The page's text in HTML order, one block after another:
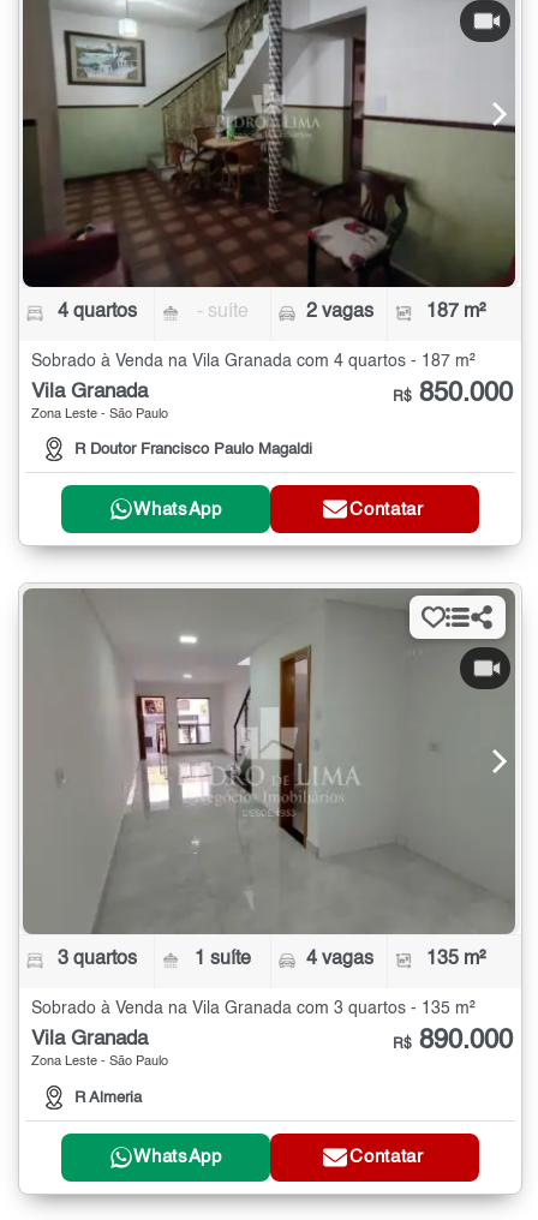
4 quartos - suíte 2 vagas 187 m²
Sobrado à Venda na Vila Granada com 4 quartos - 187 m²
Vila Granada
Zona Leste - São Paulo
R Doutor Francisco Paulo Magaldi
R$ 850.000
WhatsApp Contatar
3 quartos 1 suíte 4 vagas 135 m²
Sobrado à Venda na Vila Granada com 3 quartos - 135 m²
Vila Granada
Zona Leste - São Paulo
R Almeria
R$ 890.000
WhatsApp Contatar